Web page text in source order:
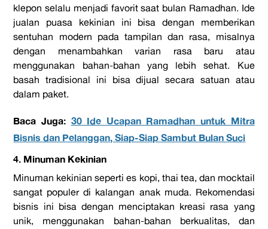
klepon selalu menjadi favorit saat bulan Ramadhan. Ide
jualan puasa kekinian ini bisa dengan memberikan
sentuhan modern pada tampilan dan rasa, misalnya
dengan menambahkan varian rasa baru atau
menggunakan bahan-bahan yang lebih sehat. Kue
basah tradisional ini bisa dijual secara satuan atau
dalam paket.
Baca Juga: 30 Ide Ucapan Ramadhan untuk Mitra
Bisnis dan Pelanggan, Siap-Siap Sambut Bulan Suci
4. Minuman Kekinian
Minuman kekinian seperti es kopi, thai tea, dan mocktail
sangat populer di kalangan anak muda. Rekomendasi
bisnis ini bisa dengan menciptakan kreasi rasa yang
unik, menggunakan bahan-bahan berkualitas, dan